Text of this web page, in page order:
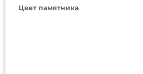
Цвет памятника